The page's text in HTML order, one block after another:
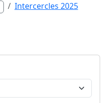
Intercercles 2025